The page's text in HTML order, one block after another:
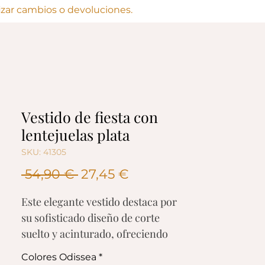
cambios o devoluciones.
Vestido de fiesta con
lentejuelas plata
SKU: 41305
54,90 € Precio
27,45 €
oferta
Este elegante vestido destaca por
su sofisticado diseño de corte
suelto y acinturado, ofreciendo
una silueta favorecedora y
Colores Odissea *